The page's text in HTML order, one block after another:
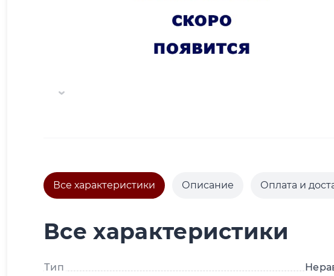
Все характеристики Описание Оплата и
Все характеристики
Тип